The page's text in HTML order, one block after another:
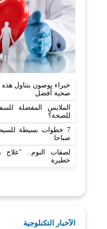
خبراء يوصون بتناول
صحية أفضل
الملابس المفضلة
للصحة؟
7 خطوات بسيطة
صباحا
لصقات النوم..
خطيرة
الآخبار التكنلوجية